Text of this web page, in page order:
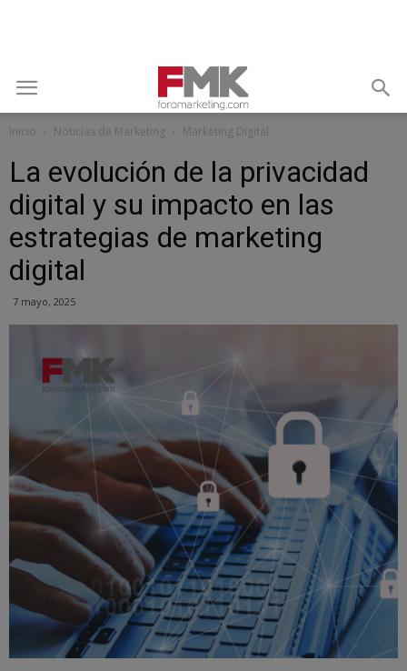
Inicio Noticias de Marketing Marketing Digital
La evolución de la privacidad
digital y su impacto en las
estrategias de marketing
digital
7 mayo, 2025